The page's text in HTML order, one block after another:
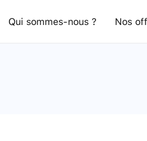
Qui sommes-nous ? Nos